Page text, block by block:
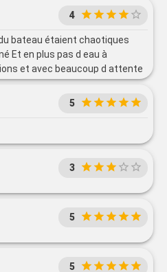
4
bateau étaient chaotiques
Et en plus pas d eau à
et avec beaucoup d attente
d acheter de l eau à
Cuisine Cabine Accueil
5
3
5
5